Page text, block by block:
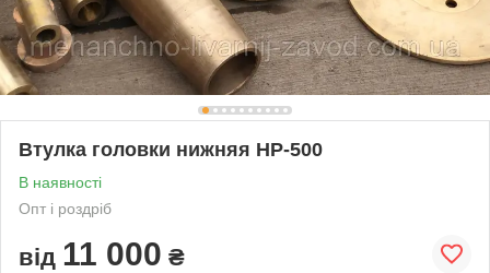
Втулка головки нижняя HP-500
В наявності
Опт і роздріб
від 11 000 ₴